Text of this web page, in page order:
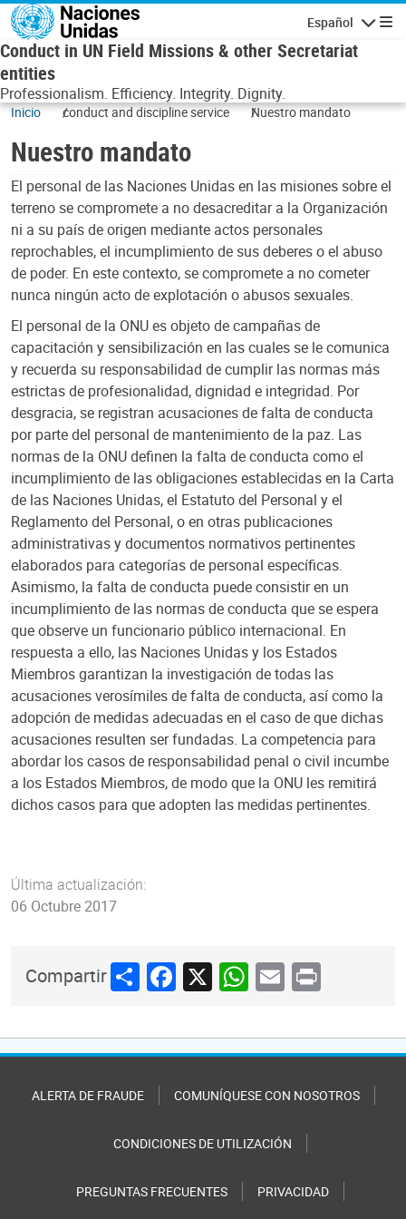
Pasar al contenido principal
Español
Conduct in UN Field Missions & other Secretariat
entities
Professionalism. Efficiency. Integrity. Dignity.
Inicio conduct and discipline service Nuestro mandato
Nuestro mandato
El personal de las Naciones Unidas en las misiones sobre el
terreno se compromete a no desacreditar a la Organización
ni a su país de origen mediante actos personales
reprochables, el incumplimiento de sus deberes o el abuso
de poder. En este contexto, se compromete a no cometer
nunca ningún acto de explotación o abusos sexuales.
El personal de la ONU es objeto de campañas de
capacitación y sensibilización en las cuales se le comunica
y recuerda su responsabilidad de cumplir las normas más
estrictas de profesionalidad, dignidad e integridad. Por
desgracia, se registran acusaciones de falta de conducta
por parte del personal de mantenimiento de la paz. Las
normas de la ONU definen la falta de conducta como el
incumplimiento de las obligaciones establecidas en la Carta
de las Naciones Unidas, el Estatuto del Personal y el
Reglamento del Personal, o en otras publicaciones
administrativas y documentos normativos pertinentes
elaborados para categorías de personal específicas.
Asimismo, la falta de conducta puede consistir en un
incumplimiento de las normas de conducta que se espera
que observe un funcionario público internacional. En
respuesta a ello, las Naciones Unidas y los Estados
Miembros garantizan la investigación de todas las
acusaciones verosímiles de falta de conducta, así como la
adopción de medidas adecuadas en el caso de que dichas
acusaciones resulten ser fundadas. La competencia para
abordar los casos de responsabilidad penal o civil incumbe
a los Estados Miembros, de modo que la ONU les remitirá
dichos casos para que adopten las medidas pertinentes.
Última actualización:
06 Octubre 2017
CompartirShareFacebook
X WhatsApp
Email
Print
ALERTA DE FRAUDE COMUNÍQUESE CON NOSOTROS
CONDICIONES DE UTILIZACIÓN
PREGUNTAS FRECUENTES PRIVACIDAD